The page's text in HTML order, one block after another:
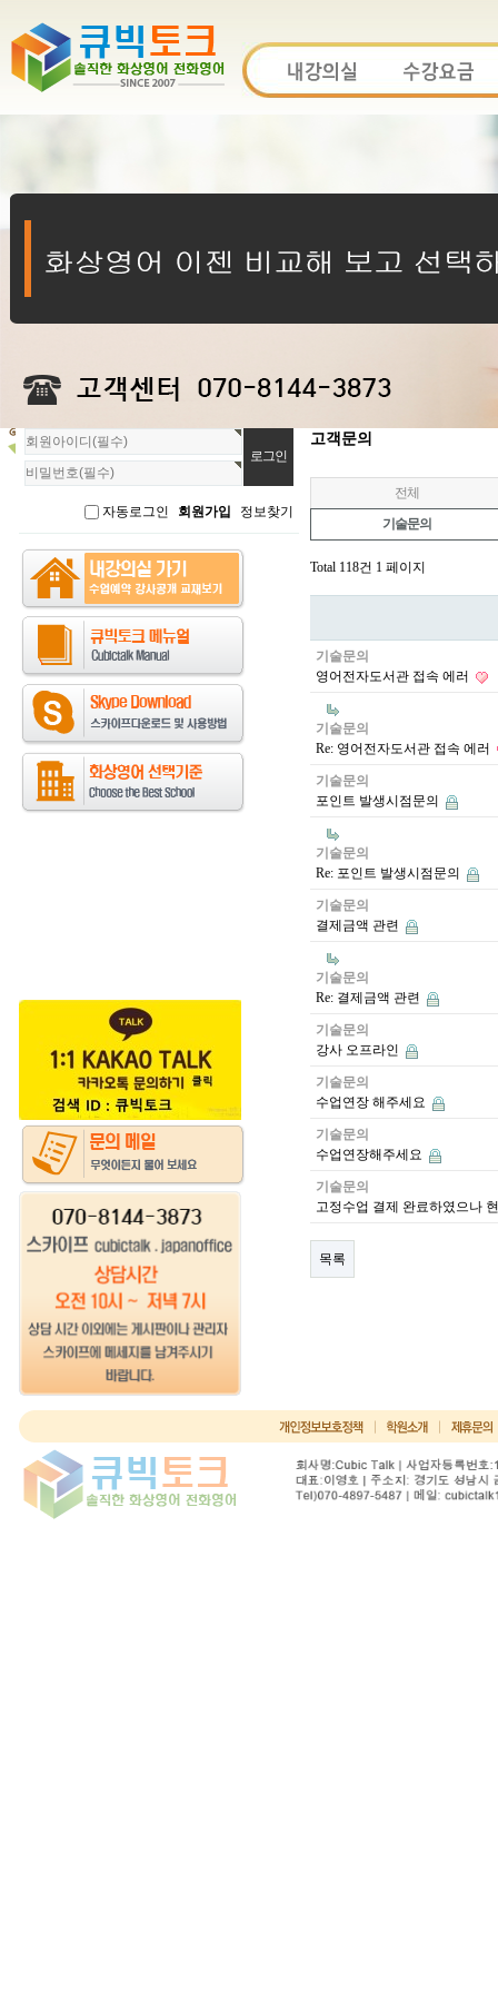
회
원
로
자동로그인 회원가입 정보찾기
고객문의
전체
기술문의
Total 118건 1 페이지
기술문의
영어전자도서관 접속 에러
기술문의
Re: 영어전자도서관 접속 에러
기술문의
포인트 발생시점문의
기술문의
Re: 포인트 발생시점문의
기술문의
결제금액 관련
기술문의
Re: 결제금액 관련
기술문의
강사 오프라인
기술문의
수업연장 해주세요
기술문의
수업연장해주세요
기술문의
고정수업 결제 완료하였으나
목록